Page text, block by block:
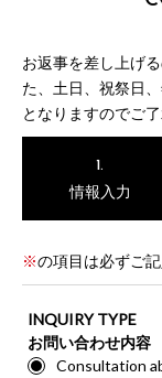
お返事を差し上げ
た、土日、祝祭日
となりますのでご了
1.
情報入力
※の項目は必ずご記
INQUIRY TYPE
お問い合わせ内容
Consultation